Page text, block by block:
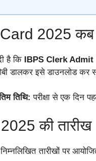
2025 कब
है कि IBPS Clerk Admit
डालकर इसे डाउनलोड कर
तिथि: परीक्षा से एक दिन
की तारीख
तारीखों पर